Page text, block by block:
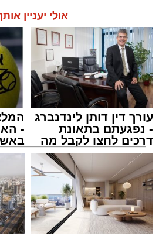
אולי יעניין
עורך דין דותן לינדנברג
- נפגעתם בתאונת
דרכים לחצו לקבל מה
שמגיע לכם
-